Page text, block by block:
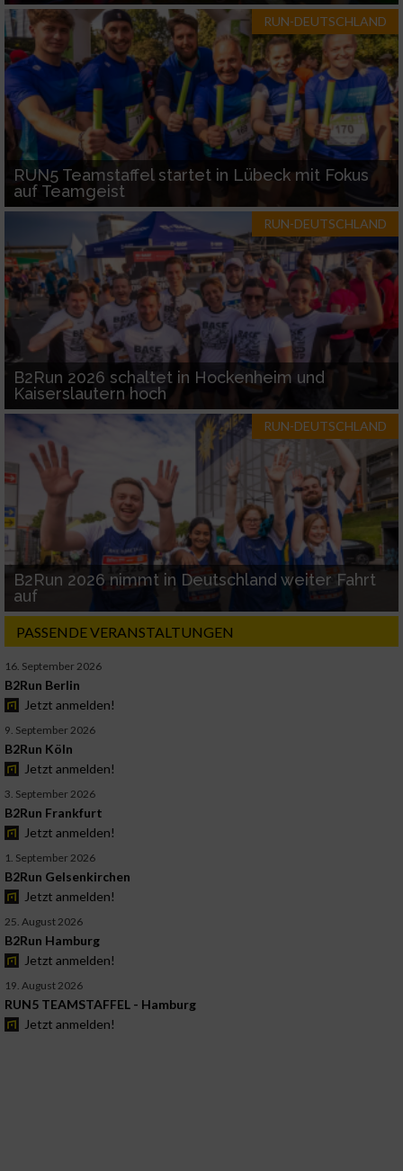
RUN-DEUTSCHLAND
RUN5 Teamstaffel startet in Lübeck mit Fokus
auf Teamgeist
RUN-DEUTSCHLAND
B2Run 2026 schaltet in Hockenheim und
Kaiserslautern hoch
RUN-DEUTSCHLAND
B2Run 2026 nimmt in Deutschland weiter Fahrt
auf
PASSENDE VERANSTALTUNGEN
16. September 2026
B2Run Berlin
Jetzt anmelden!
9. September 2026
B2Run Köln
Jetzt anmelden!
3. September 2026
B2Run Frankfurt
Jetzt anmelden!
1. September 2026
B2Run Gelsenkirchen
Jetzt anmelden!
25. August 2026
B2Run Hamburg
Jetzt anmelden!
19. August 2026
RUN5 TEAMSTAFFEL - Hamburg
Jetzt anmelden!